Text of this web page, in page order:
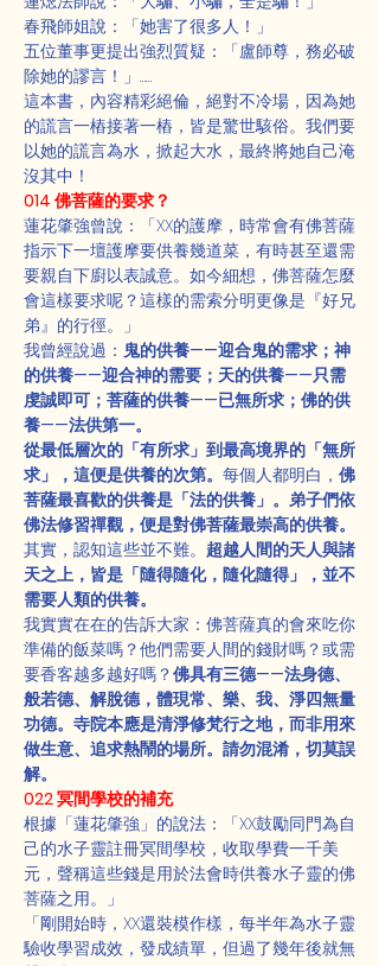
春飛師姐說：「她害了很多人！」
五位董事更提出強烈質疑：「盧師尊，務必破
除她的謬言！」……
這本書，內容精彩絕倫，絕對不冷場，因為她
的謊言一樁接著一樁，皆是驚世駭俗。我們要
以她的謊言為水，掀起大水，最終將她自己淹
沒其中！
014 佛菩薩的要求？
蓮花肇強曾說：「XX的護摩，時常會有佛菩薩
指示下一壇護摩要供養幾道菜，有時甚至還需
要親自下廚以表誠意。如今細想，佛菩薩怎麼
會這樣要求呢？這樣的需索分明更像是『好兄
弟』的行徑。」
我曾經說過： 鬼的供養——迎合鬼的需求；神
的供養——迎合神的需要；天的供養——只需
虔誠即可；菩薩的供養——已無所求；佛的供
養——法供第一。
從最低層次的「有所求」到最高境界的「無所
求」，這便是供養的次第。 每個人都明白， 佛
菩薩最喜歡的供養是「法的供養」。弟子們依
佛法修習禪觀，便是對佛菩薩最崇高的供養。
其實，認知這些並不難。 超越人間的天人與諸
天之上，皆是「隨得隨化，隨化隨得」，並不
需要人類的供養。
我實實在在的告訴大家：佛菩薩真的會來吃你
準備的飯菜嗎？他們需要人間的錢財嗎？或需
要香客越多越好嗎？佛具有三德——法身德、
般若德、解脫德，體現常、樂、我、淨四無量
功德。寺院本應是清淨修梵行之地，而非用來
做生意、追求熱鬧的場所。請勿混淆，切莫誤
解。
022 冥間學校的補充
根據「蓮花肇強」的說法：「XX鼓勵同門為自
己的水子靈註冊冥間學校，收取學費一千美
元，聲稱這些錢是用於法會時供養水子靈的佛
菩薩之用。」
「剛開始時，XX還裝模作樣，每半年為水子靈
驗收學習成效，發成績單，但過了幾年後就無